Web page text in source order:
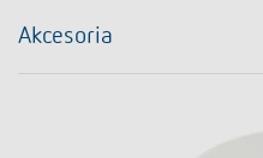
Akcesoria